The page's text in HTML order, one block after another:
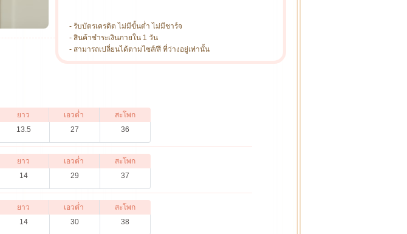
- รับบัตรเครดิต ไม่มีขั้นต่ำ ไม่มีชาร์จ
- สินค้าชำระเงินภายใน 1 วัน
- สามารถเปลี่ยนได้ตามไซส์/สี ที่ว่างอยู่เท่านั้น
ยาว
13.5
เอวต่ำ
27
สะโพก
36
ยาว
14
เอวต่ำ
29
สะโพก
37
ยาว
14
เอวต่ำ
30
สะโพก
38